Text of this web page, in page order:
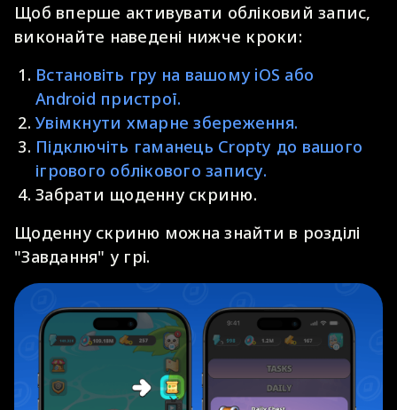
Щоб вперше активувати обліковий запис,
виконайте наведені нижче кроки:
Встановіть гру на вашому iOS або
Android пристрої.
Увімкнути хмарне збереження.
Підключіть гаманець Cropty до вашого
ігрового облікового запису.
Забрати щоденну скриню.
Щоденну скриню можна знайти в розділі
"Завдання" у грі.